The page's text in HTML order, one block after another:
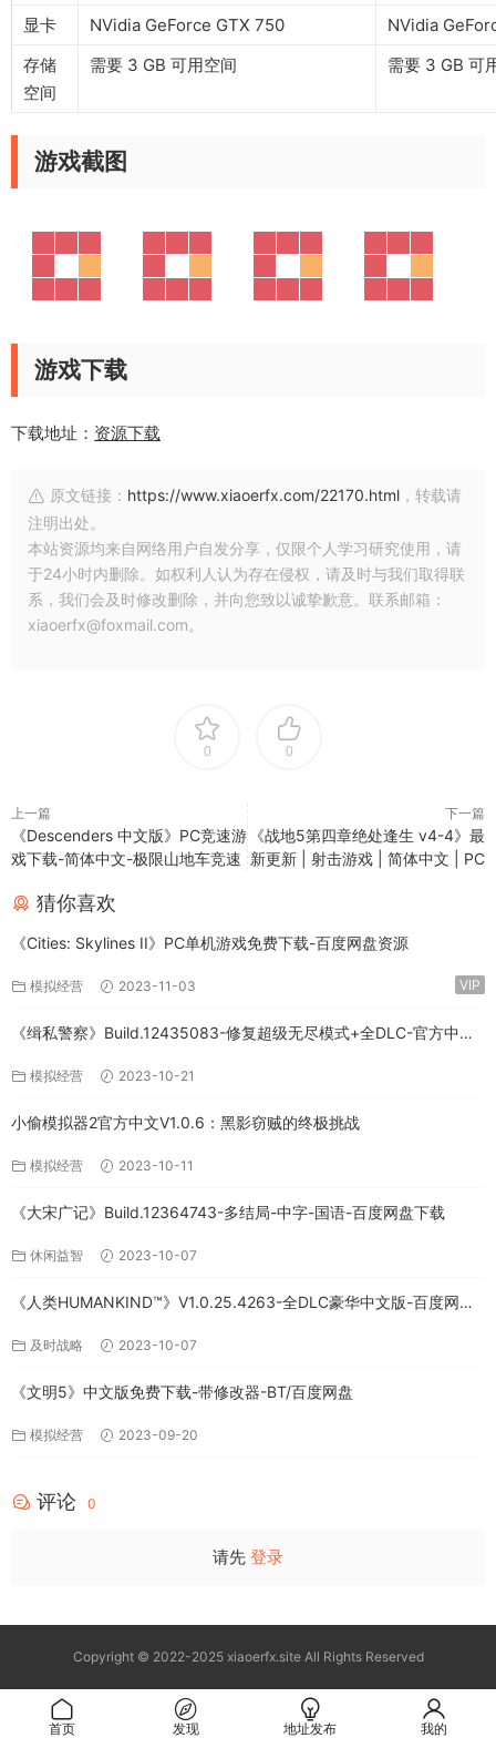
显卡
NVidia GeForce GTX 750
NVidia
存储
空间
需要 3 GB 可用空间 需要 3 GB 可
游戏截图
游戏下载
下载地址： 资源下载
原文链接： https://www.xiaoerfx.com/22170.html ，转载请
注明出处。
本站资源均来自网络用户自发分享，仅限个人学习研究使用，请
于24小时内删除。如权利人认为存在侵权，请及时与我们取得联
系，我们会及时修改删除，并向您致以诚挚歉意。联系邮箱：
xiaoerfx@foxmail.com。
0 0
上一篇
《Descenders 中文版》PC竞速游
戏下载-简体中文-极限山地车竞速
下一篇
《战地5第四章绝处逢生 v4-4》最
新更新 | 射击游戏 | 简体中文 | PC
猜你喜欢
《Cities: Skylines II》PC单机游戏免费下载-百度网盘资源
模拟经营 2023-11-03 VIP
《缉私警察》Build.12435083-修复超级无尽模式+全DLC-官方中文-
模拟经营 2023-10-21
小偷模拟器2官方中文V1.0.6：黑影窃贼的终极挑战
模拟经营 2023-10-11
《大宋广记》Build.12364743-多结局-中字-国语-百度网盘下载
休闲益智 2023-10-07
《人类HUMANKIND™》V1.0.25.4263-全DLC豪华中文版-百度网盘
及时战略 2023-10-07
《文明5》中文版免费下载-带修改器-BT/百度网盘
模拟经营 2023-09-20
评论 0
请先 登录
Copyright © 2022-2025 xiaoerfx.site All Rights Reserved
首页 发现 地址发布 我的